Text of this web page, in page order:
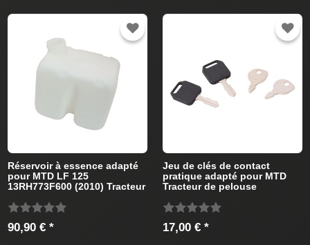
Réservoir à essence adapté
pour MTD LF 125
13RH773F600 (2010) Tracteur
90,90 € *
Jeu de clés de contact
pratique adapté pour MTD
Tracteur de pelouse
17,00 € *